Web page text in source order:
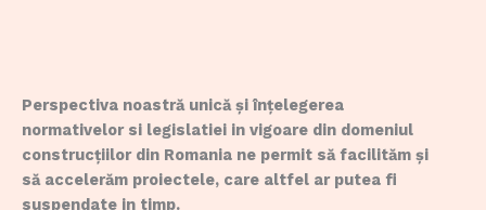
Perspectiva noastră unică și înțelegerea
normativelor si legislatiei in vigoare din domeniul
construcțiilor din Romania ne permit să facilităm și
să accelerăm proiectele, care altfel ar putea fi
suspendate in timp.